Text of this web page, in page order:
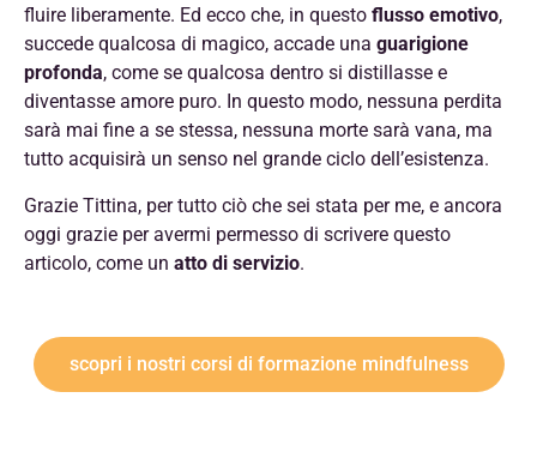
fluire liberamente. Ed ecco che, in questo flusso emotivo,
succede qualcosa di magico, accade una guarigione
profonda, come se qualcosa dentro si distillasse e
diventasse amore puro. In questo modo, nessuna perdita
sarà mai fine a se stessa, nessuna morte sarà vana, ma
tutto acquisirà un senso nel grande ciclo dell’esistenza.
Grazie Tittina, per tutto ciò che sei stata per me, e ancora
oggi grazie per avermi permesso di scrivere questo
articolo, come un atto di servizio.
scopri i nostri corsi di formazione mindfulness